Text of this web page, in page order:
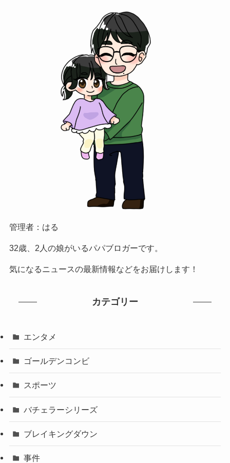
管理者：はる
32歳、2人の娘がいるパパブロガーです。
気になるニュースの最新情報などをお届けします！
カテゴリー
エンタメ
ゴールデンコンビ
スポーツ
バチェラーシリーズ
ブレイキングダウン
事件